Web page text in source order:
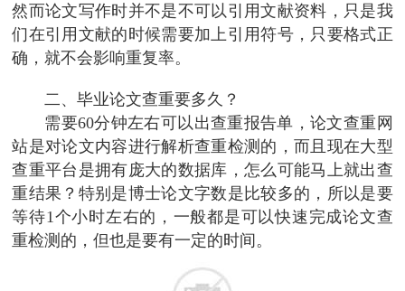
然而论文写作时并不是不可以引用文献资料，只是我
们在引用文献的时候需要加上引用符号，只要格式正
确，就不会影响重复率。
二、毕业论文查重要多久？
需要60分钟左右可以出查重报告单，论文查重网
站是对论文内容进行解析查重检测的，而且现在大型
查重平台是拥有庞大的数据库，怎么可能马上就出查
重结果？特别是博士论文字数是比较多的，所以是要
等待1个小时左右的，一般都是可以快速完成论文查
重检测的，但也是要有一定的时间。